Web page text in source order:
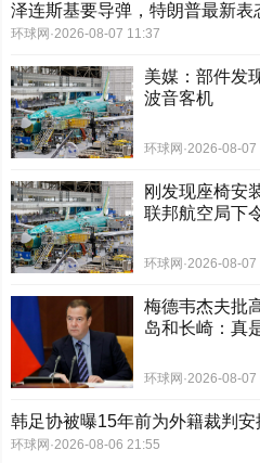
泽连斯基要导弹，特朗普最新表
环球网 ·2026-08-07 11:37
美媒：部件发
波音客机
环球网 ·2026-08-07
刚发现座椅安
联邦航空局下
环球网 ·2026-08-07
梅德韦杰夫批
岛和长崎：真
环球网 ·2026-08-07
韩足协被曝15年前为外籍裁判
环球网 ·2026-08-06 21:55